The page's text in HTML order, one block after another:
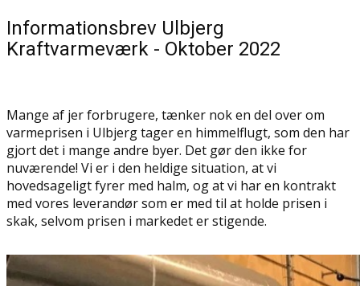
Informationsbrev Ulbjerg
Kraftvarmeværk - Oktober 2022
Mange af jer forbrugere, tænker nok en del over om
varmeprisen i Ulbjerg tager en himmelflugt, som den har
gjort det i mange andre byer. Det gør den ikke for
nuværende! Vi er i den heldige situation, at vi
hovedsageligt fyrer med halm, og at vi har en kontrakt
med vores leverandør som er med til at holde prisen i
skak, selvom prisen i markedet er stigende.